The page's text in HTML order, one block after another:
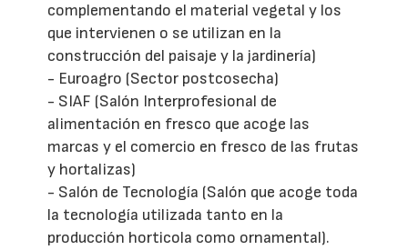
complementando el material vegetal y los
que intervienen o se utilizan en la
construcción del paisaje y la jardinería)
- Euroagro (Sector postcosecha)
- SIAF (Salón Interprofesional de
alimentación en fresco que acoge las
marcas y el comercio en fresco de las frutas
y hortalizas)
- Salón de Tecnología (Salón que acoge toda
la tecnología utilizada tanto en la
producción horticola como ornamental).